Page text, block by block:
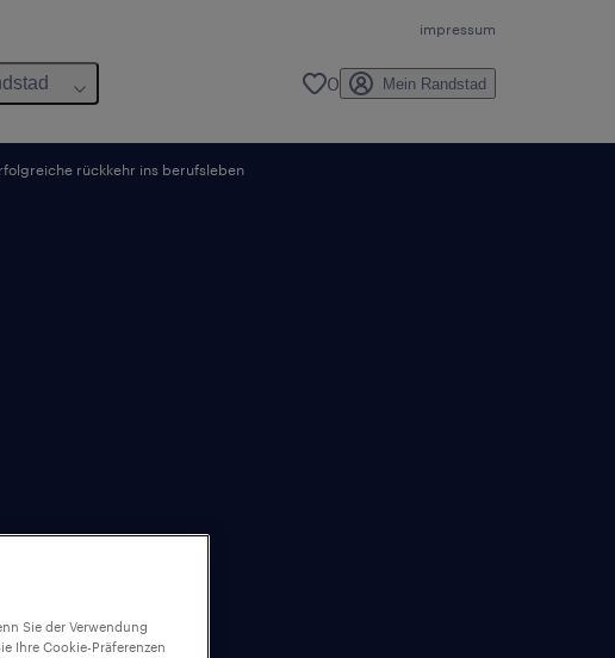
impressum
0 Mein Randstad
rückkehr ins berufsleben
Sie der Verwendung
Ihre Cookie-Präferenzen